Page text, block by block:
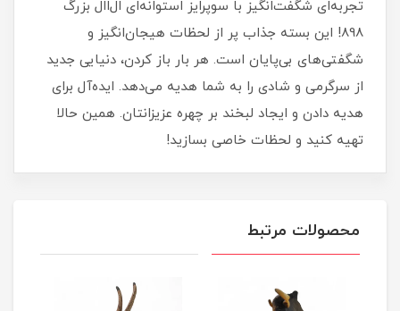
تجربه‌ای شگفت‌انگیز با سوپرایز استوانه‌ای ال‌ا‌ال بزرگ
898! این بسته جذاب پر از لحظات هیجان‌انگیز و
شگفتی‌های بی‌پایان است. هر بار باز کردن، دنیایی جدید
از سرگرمی و شادی را به شما هدیه می‌دهد. ایده‌آل برای
هدیه دادن و ایجاد لبخند بر چهره عزیزانتان. همین حالا
تهیه کنید و لحظات خاصی بسازید!
محصولات مرتبط